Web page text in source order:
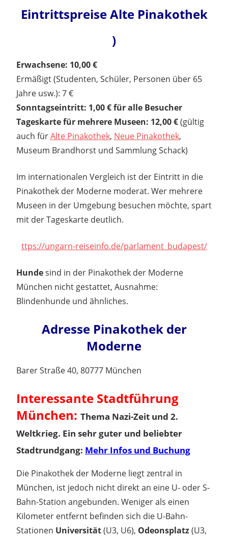
Eintrittspreise Alte Pinakothek
)
Erwachsene: 10,00 €
Ermäßigt (Studenten, Schüler, Personen über 65
Jahre usw.): 7 €
Sonntagseintritt: 1,00 € für alle Besucher
Tageskarte für mehrere Museen: 12,00 €(gültig
auch fürAlte Pinakothek, Neue Pinakothek,
Museum Brandhorst und Sammlung Schack)
Im internationalen Vergleich ist der Eintritt in die
Pinakothek der Moderne moderat. Wer mehrere
Museen in der Umgebung besuchen möchte, spart
mit der Tageskarte deutlich.
ttps://ungarn-reiseinfo.de/parlament_budapest/
Hundesind in der Pinakothek der Moderne
München nicht gestattet, Ausnahme:
Blindenhunde und ähnliches.
Adresse Pinakothek der
Moderne
Barer Straße 40, 80777 München
Interessante Stadtführung
München: Thema Nazi-Zeit und 2.
Weltkrieg. Ein sehr guter und beliebter
Stadtrundgang: Mehr Infos und Buchung
Die Pinakothek der Moderne liegt zentral in
München, ist jedoch nicht direkt an eine U- oder S-
Bahn-Station angebunden. Weniger als einen
Kilometer entfernt befinden sich die U-Bahn-
Stationen Universität(U3, U6), Odeonsplatz(U3,